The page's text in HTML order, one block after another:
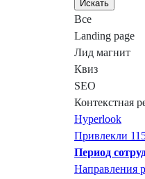
Все
Landing page
Лид магнит
Квиз
SEO
Контекстная
Hyperlook
Привлекли
Период
Направления